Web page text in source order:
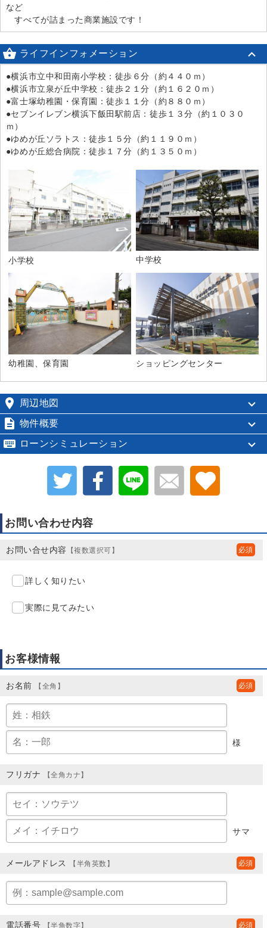
など
すべてが詰まった商業施設です！
 ライフインフォメーション
●横浜市立中和田南小学校：徒歩６分（約４４０ｍ）
●横浜市立泉が丘中学校：徒歩２１分（約１６２０ｍ）
●富士塚幼稚園・保育園：徒歩１１分（約８８０ｍ）
●セブンイレブン横浜下飯田駅前店：徒歩１３分（約１０３０
ｍ）
●ゆめが丘ソラトス：徒歩１５分（約１１９０ｍ）
●ゆめが丘総合病院：徒歩１７分（約１３５０ｍ）
小学校 中学校
幼稚園、保育園 ショッピングセンター
 周辺地図
 物件概要
 ローンシミュレーション
お問い合わせ内容
お問い合せ内容 【複数選択可】
詳しく知りたい
実際に見てみたい
お客様情報
お名前 【全角】
様
フリガナ 【全角カナ】
サマ
メールアドレス 【半角英数】
電話番号 【半角数字】